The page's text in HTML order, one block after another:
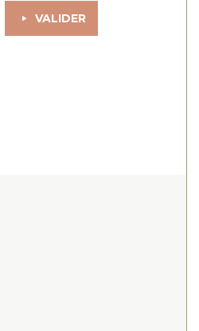
VALIDER